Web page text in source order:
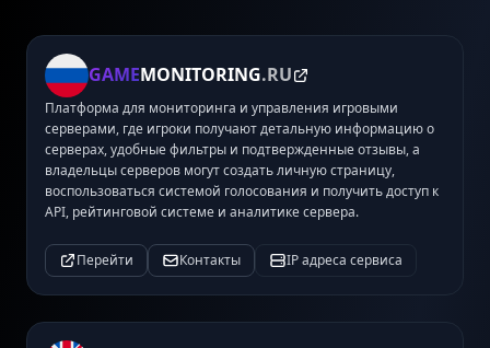
GAMEMONITORING.RU
Платформа для мониторинга и управления игровыми
серверами, где игроки получают детальную информацию о
серверах, удобные фильтры и подтвержденные отзывы, а
владельцы серверов могут создать личную страницу,
воспользоваться системой голосования и получить доступ к
API, рейтинговой системе и аналитике сервера.
Перейти Контакты IP адреса сервиса